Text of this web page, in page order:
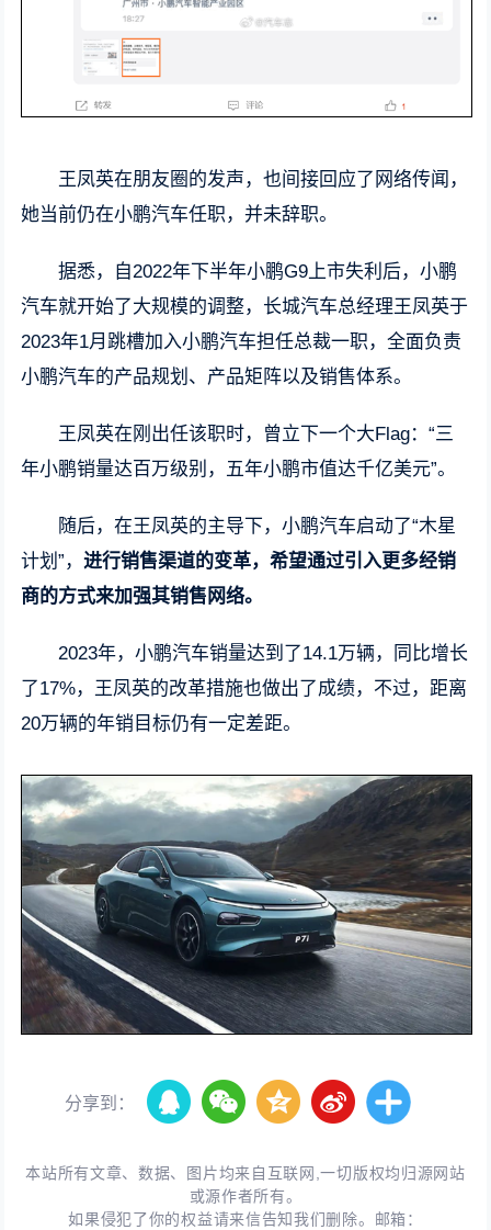
王凤英在朋友圈的发声，也间接回应了网络传闻，
她当前仍在小鹏汽车任职，并未辞职。
据悉，自2022年下半年小鹏G9上市失利后，小鹏
汽车就开始了大规模的调整，长城汽车总经理王凤英于
2023年1月跳槽加入小鹏汽车担任总裁一职，全面负责
小鹏汽车的产品规划、产品矩阵以及销售体系。
王凤英在刚出任该职时，曾立下一个大Flag：“三
年小鹏销量达百万级别，五年小鹏市值达千亿美元”。
随后，在王凤英的主导下，小鹏汽车启动了“木星
计划”，进行销售渠道的变革，希望通过引入更多经销
商的方式来加强其销售网络。
2023年，小鹏汽车销量达到了14.1万辆，同比增长
了17%，王凤英的改革措施也做出了成绩，不过，距离
20万辆的年销目标仍有一定差距。
分享到：
本站所有文章、数据、图片均来自互联网,一切版权均归源网站
或源作者所有。
如果侵犯了你的权益请来信告知我们删除。邮箱：